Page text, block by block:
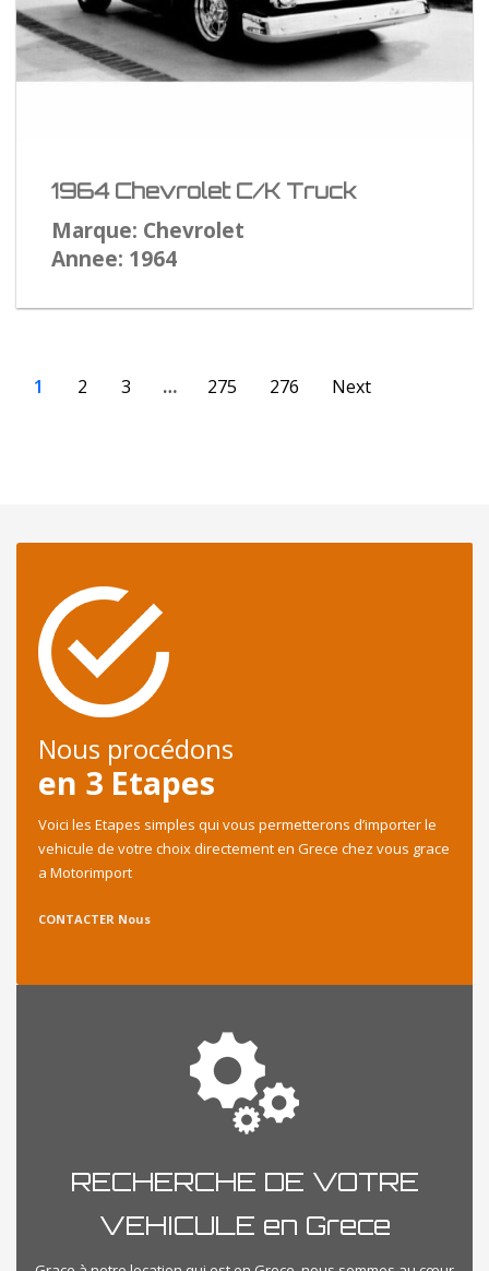
1964 Chevrolet C/K Truck
Marque: Chevrolet
Annee: 1964
1 2 3 … 275 276 Next
Nous procédons
en 3 Etapes
Voici les Etapes simples qui vous permetterons d’importer le
vehicule de votre choix directement en Grece chez vous grace
a Motorimport
CONTACTER Nous
RECHERCHE DE VOTRE
VEHICULE en Grece